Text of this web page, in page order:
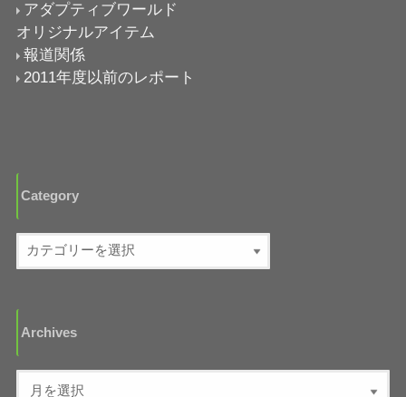
アダプティブワールド
オリジナルアイテム
報道関係
2011年度以前のレポート
Category
Archives